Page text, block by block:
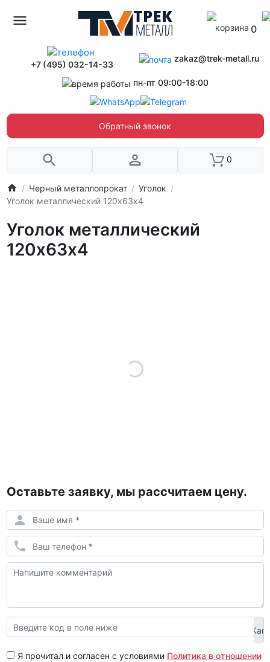
0
+7 (495) 032-14-33
zakaz@trek-metall.ru
пн-пт 09:00-18:00
Обратный звонок
0
Черный металлопрокат
Уголок
Уголок металлический 120х63х4
Уголок металлический
120х63х4
Оставьте заявку, мы рассчитаем цену.
Я прочитал и согласен с условиями Политика в отношении